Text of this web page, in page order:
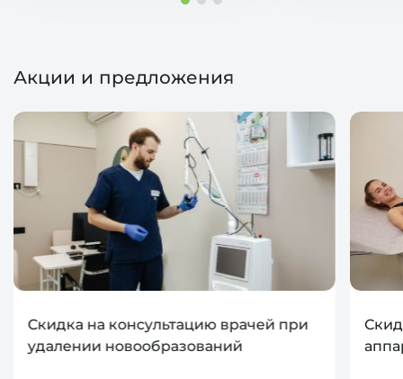
Акции и предложения
Скидка на консультацию врачей при
удалении новообразований